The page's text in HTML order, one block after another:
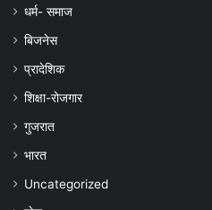
धर्म- समाज
बिजनेस
प्रादेशिक
शिक्षा-रोजगार
गुजरात
भारत
Uncategorized